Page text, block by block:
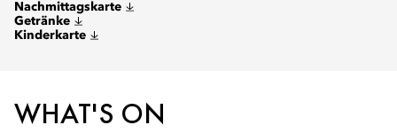
Nachmittagskarte
Getränke
Kinderkarte
WHAT'S ON